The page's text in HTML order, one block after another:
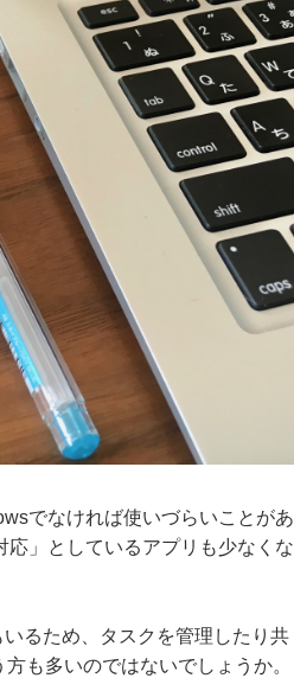
でなければ使いづらいことがあ
」としているアプリも少なくな
るため、タスクを管理したり共
も多いのではないでしょうか。